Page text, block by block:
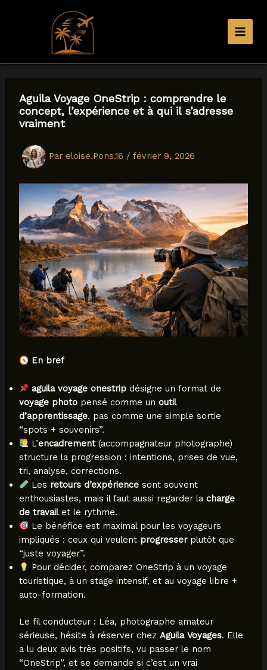
Aller
contenuAguila Voyage OneStrip : comprendre le
concept, l’expérience et à qui il s’adresse
vraiment
Par eloise.Pons.16 / février 9, 2026
En bref
aguila voyage onestrip désigne un format de
voyage photopensé comme un outil
d’apprentissage, pas comme une simple sortie
“spots + souvenirs”.
L’encadrement(accompagnateur photographe)
structure la progression : intentions, prises de vue,
tri, analyse, corrections.
Les retours d’expérience sont souvent
enthousiastes, mais il faut aussi regarder la charge
de travailet le rythme.
Le bénéfice est maximal pour les voyageurs
impliqués : ceux qui veulent progresserplutôt que
“juste voyager”.
Pour décider, comparez OneStrip à un voyage
touristique, à un stage intensif, et au voyage libre +
auto-formation.
Le fil conducteur : Léa, photographe amateur
sérieuse, hésite à réserver chez Aguila Voyages. Elle
a lu deux avis très positifs, vu passer le nom
“OneStrip”, et se demande si c’est un vrai